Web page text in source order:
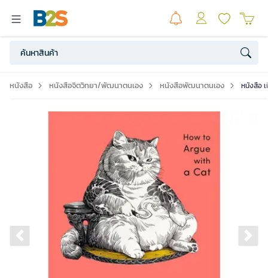
หนังสือ หนังสือจิตวิทยา/พัฒนาตนเอง หนังสือพัฒนาตนเอง หนังสือ เ
Previous slide